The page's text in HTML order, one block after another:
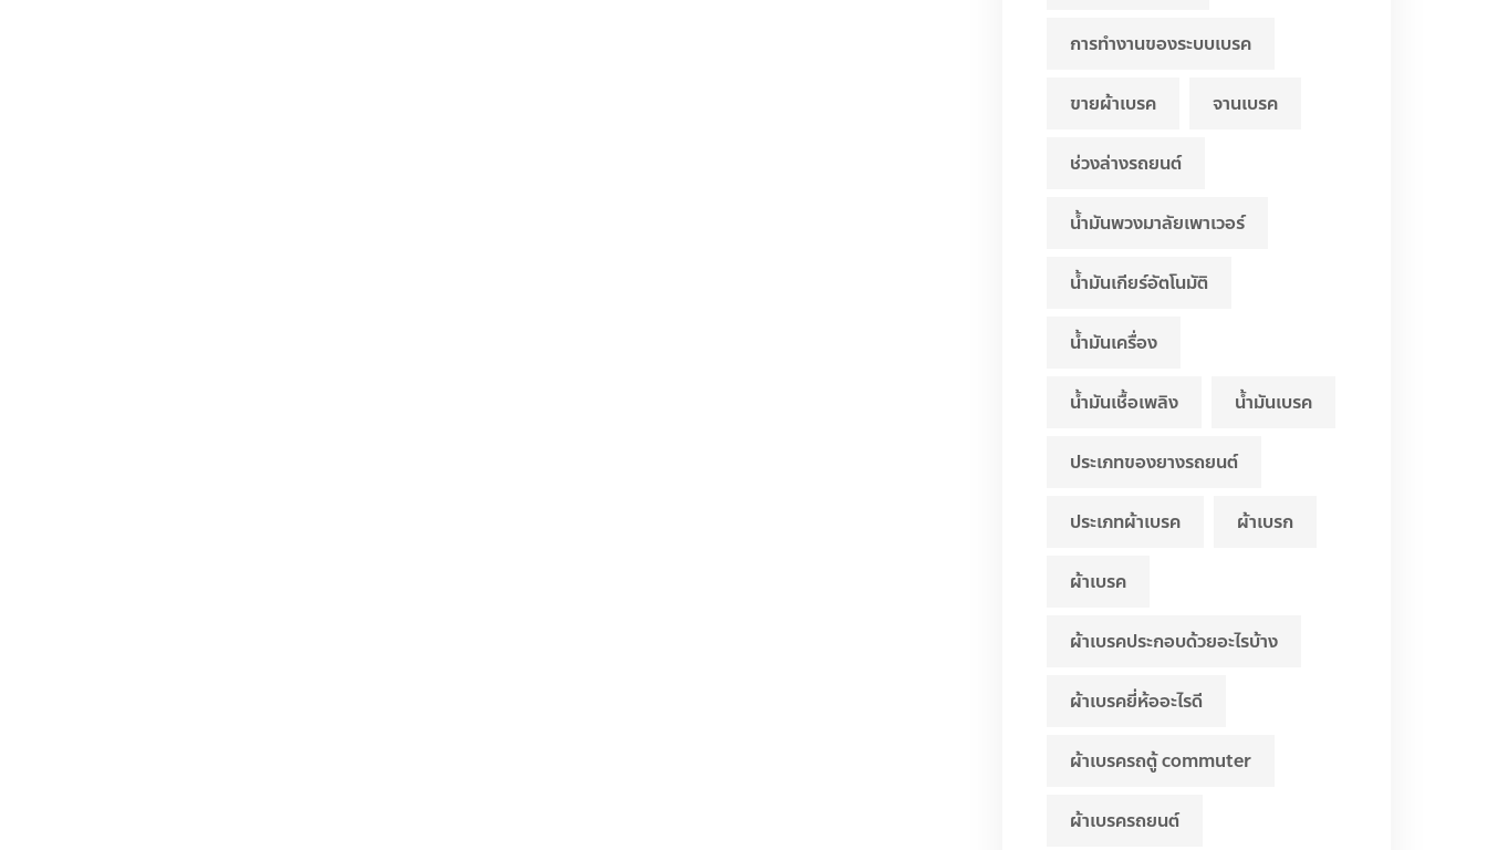
การทำงานของระบบเบรค
ขายผ้าเบรค จานเบรค
ช่วงล่างรถยนต์
น้ำมันพวงมาลัยเพาเวอร์
น้ำมันเกียร์อัตโนมัติ
น้ำมันเครื่อง
น้ำมันเชื้อเพลิง น้ำมันเบรค
ประเภทของยางรถยนต์
ประเภทผ้าเบรค ผ้าเบรก
ผ้าเบรค
ผ้าเบรคประกอบด้วยอะไรบ้าง
ผ้าเบรคยี่ห้ออะไรดี
ผ้าเบรครถตู้ commuter
ผ้าเบรครถยนต์